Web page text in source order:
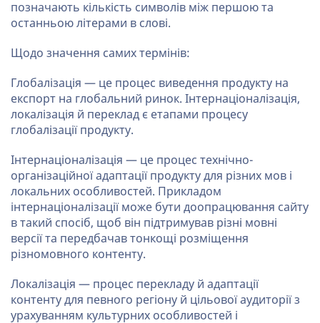
позначають кількість символів між першою та
останньою літерами в слові.
Щодо значення самих термінів:
Глобалізація — це процес виведення продукту на
експорт на глобальний ринок. Інтернаціоналізація,
локалізація й переклад є етапами процесу
глобалізації продукту.
Інтернаціоналізація — це процес технічно-
організаційної адаптації продукту для різних мов і
локальних особливостей. Прикладом
інтернаціоналізації може бути доопрацювання сайту
в такий спосіб, щоб він підтримував різні мовні
версії та передбачав тонкощі розміщення
різномовного контенту.
Локалізація — процес перекладу й адаптації
контенту для певного регіону й цільової аудиторії з
урахуванням культурних особливостей і